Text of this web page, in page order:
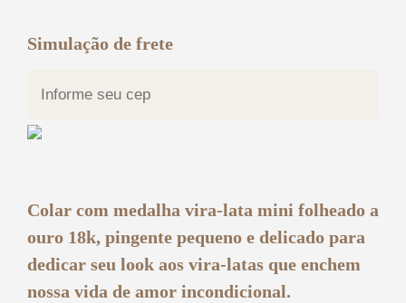
Simulação de frete
Colar com medalha vira-lata mini folheado a
ouro 18k, pingente pequeno e delicado para
dedicar seu look aos vira-latas que enchem
nossa vida de amor incondicional.